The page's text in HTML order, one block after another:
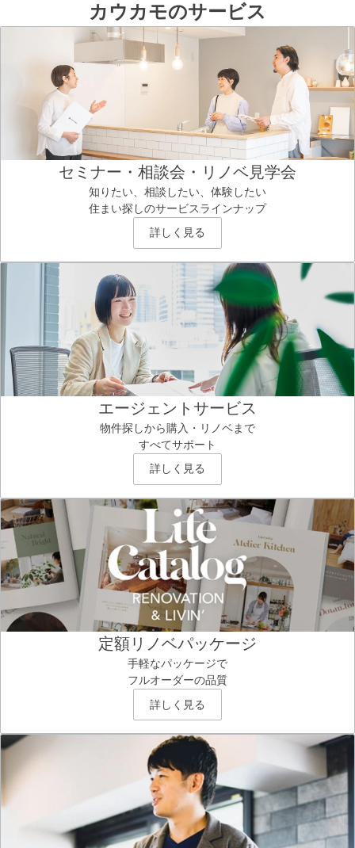
カウカモのサービス
セミナー・相談会・リノベ見学会
知りたい、相談したい、体験したい
住まい探しのサービスラインナップ
詳しく見る
エージェントサービス
物件探しから購入・リノベまで
すべてサポート
詳しく見る
定額リノベパッケージ
手軽なパッケージで
フルオーダーの品質
詳しく見る